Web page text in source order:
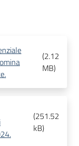
(2.12
MB)
(251.52
kB)